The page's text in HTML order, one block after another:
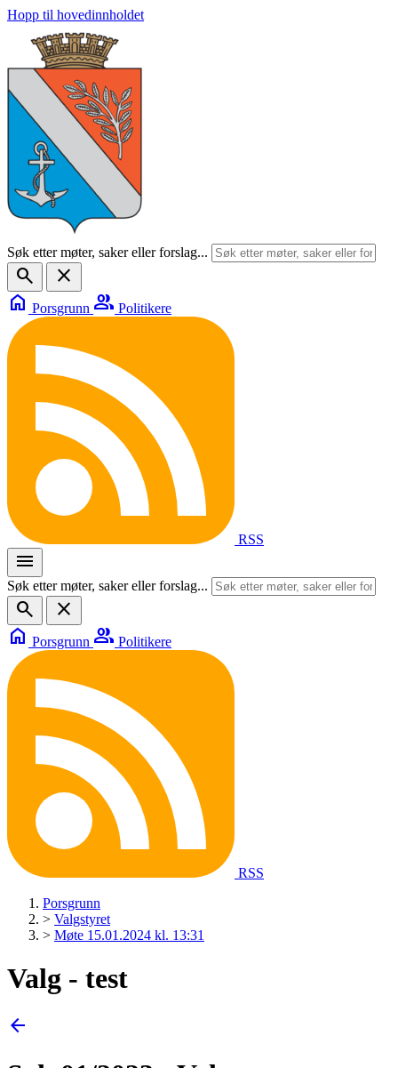
Hopp til hovedinnholdet
Søk etter møter, saker eller forslag...
search
close
home Porsgrunn group Politikere
RSS
menu
Søk etter møter, saker eller forslag...
search
close
home Porsgrunn group Politikere
RSS
Porsgrunn
> Valgstyret
> Møte 15.01.2024 kl. 13:31
Valg - test
arrow_back